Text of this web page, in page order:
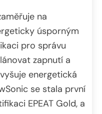
na
úsporným
pro správu
zapnutí a
energetická
se stala první
EPEAT Gold, a